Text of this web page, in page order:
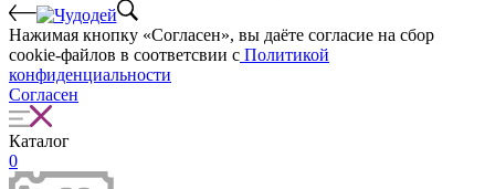
Нажимая кнопку «Согласен», вы даёте cогласие на сбор
cookie-файлов в соответсвии с Политикой
конфиденциальности
Согласен
Каталог
0